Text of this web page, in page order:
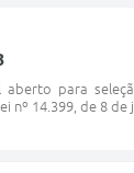
aberto para
14.399, de 8 de